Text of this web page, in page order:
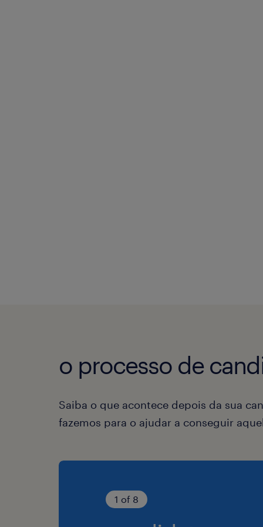
o processo de
Saiba o que acontece depois da sua
fazemos para o ajudar a conseguir
1 of 8